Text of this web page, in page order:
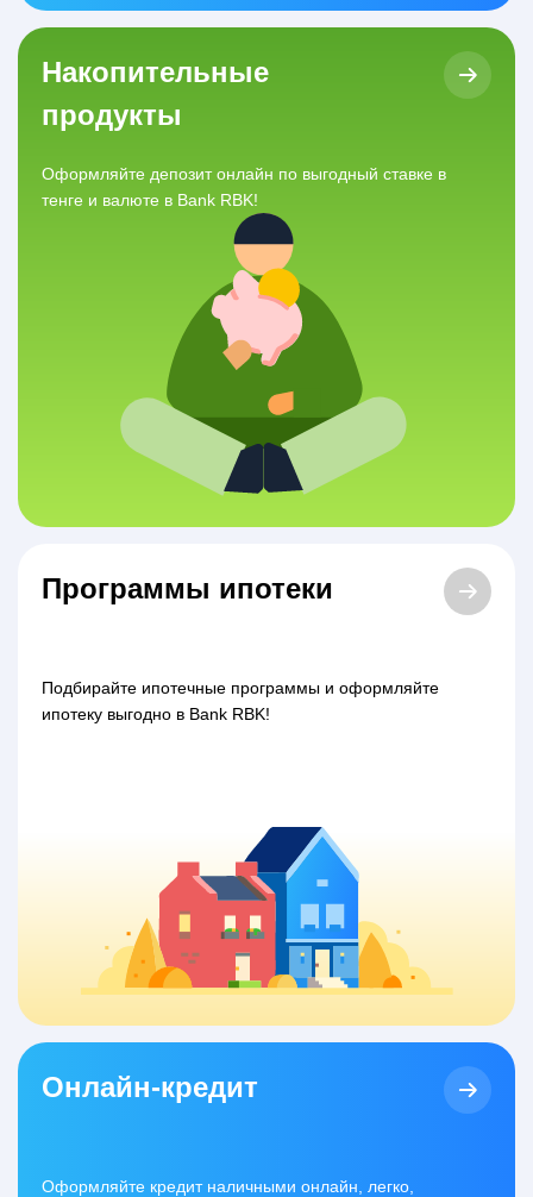
Накопительные
продукты
Оформляйте депозит онлайн по выгодный ставке в
тенге и валюте в Bank RBK!
Программы ипотеки
Подбирайте ипотечные программы и оформляйте
ипотеку выгодно в Bank RBK!
Онлайн-кредит
Оформляйте кредит наличными онлайн, легко,